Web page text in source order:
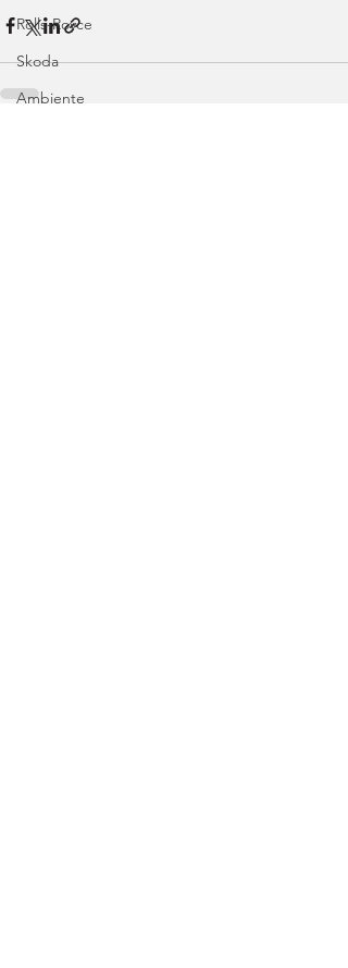
Rolls-Royce
Skoda
Ambiente